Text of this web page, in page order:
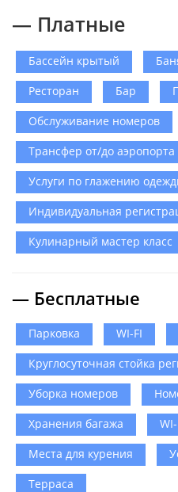
— Платные
Бассейн крытый
Ресторан
Бар
Обслуживание номеров
Трансфер от/до аэропорта
Услуги по глажению
Индивидуальная
Кулинарный мастер класс
— Бесплатные
Парковка WI-FI
Круглосуточная стойка
Уборка номеров
Хранения багажа
Места для курения
Терраса